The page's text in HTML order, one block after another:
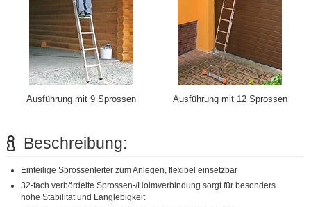
Ausführung mit 9 Sprossen Ausführung mit 12 Sprossen
Beschreibung:
Einteilige Sprossenleiter zum Anlegen, flexibel einsetzbar
32-fach verbördelte Sprossen-/Holmverbindung sorgt für besonders
hohe Stabilität und Langlebigkeit